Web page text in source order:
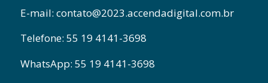
E-mail: contato@2023.accendadigital.com.br
Telefone: 55 19 4141-3698
WhatsApp: 55 19 4141-3698